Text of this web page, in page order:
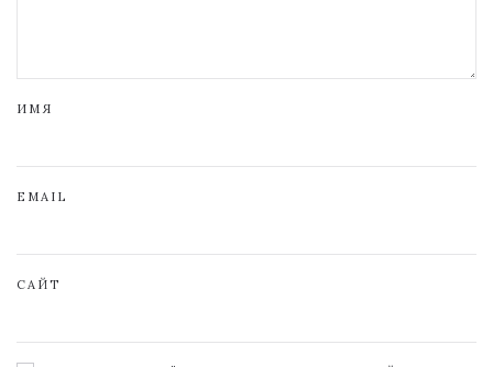
ИМЯ
EMAIL
САЙТ